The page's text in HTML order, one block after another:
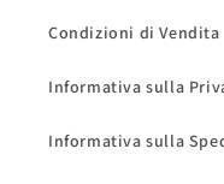
Condizioni di Vendita
Informativa sulla
Informativa sulla